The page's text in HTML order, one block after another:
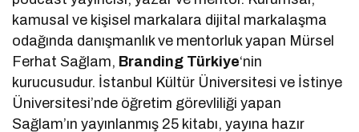
kamusal ve kişisel markalara dijital markalaşma
odağında danışmanlık ve mentorluk yapan Mürsel
Ferhat Sağlam, Branding Türkiye‘nin
kurucusudur. İstanbul Kültür Üniversitesi ve İstinye
Üniversitesi’nde öğretim görevliliği yapan
Sağlam’ın yayınlanmış 25 kitabı, yayına hazır